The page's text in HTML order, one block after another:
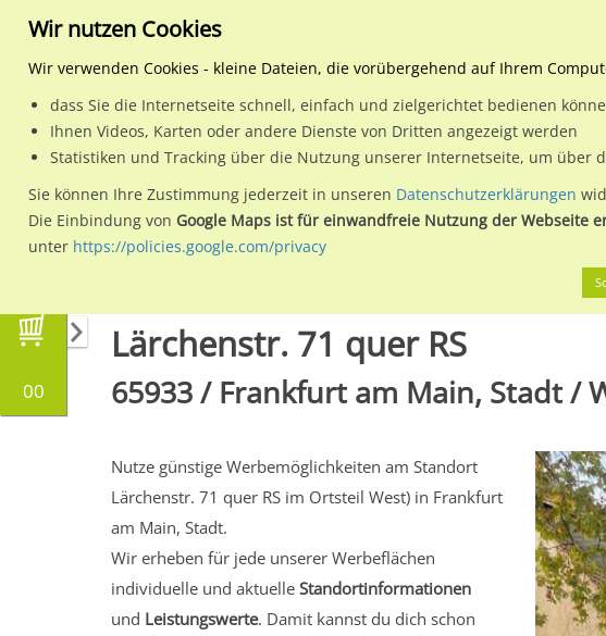
Planen & Buchen
Wähle den Werbestandort:
00
Frankfurt am Main, Stadt
Lärchenstr. 71 quer RS
65933 / Frankfurt am Main, Stadt /
Nutze günstige Werbemöglichkeiten am Standort
Lärchenstr. 71 quer RS im Ortsteil West) in Frankfurt
am Main, Stadt.
Wir erheben für jede unserer Werbeflächen
individuelle und aktuelle Standortinformationen
und Leistungswerte. Damit kannst du dich schon
Wir nutzen Cookies
Wir verwenden Cookies - kleine Dateien, die vorübergehend auf Ihrem
dass Sie die Internetseite schnell, einfach und zielgerichtet bedienen
Ihnen Videos, Karten oder andere Dienste von Dritten angezeigt werden
Statistiken und Tracking über die Nutzung unserer Internetseite, um
Sie können Ihre Zustimmung jederzeit in unseren Datenschutzerklärungen
Die Einbindung von Google Maps ist für einwandfreie Nutzung der Webseite
unter https://policies.google.com/privacy